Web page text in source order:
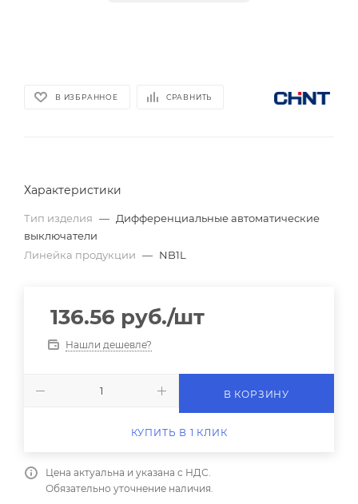
В ИЗБРАННОЕ СРАВНИТЬ
Характеристики
Тип изделия — Дифференциальные автоматические
выключатели
Линейка продукции — NB1L
136.56 руб./шт
Нашли дешевле?
В КОРЗИНУ
КУПИТЬ В 1 КЛИК
Цена актуальна и указана с НДС.
Обязательно уточнение наличия.